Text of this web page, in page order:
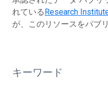
れているResearch
が、このリソースをパブ
キーワード